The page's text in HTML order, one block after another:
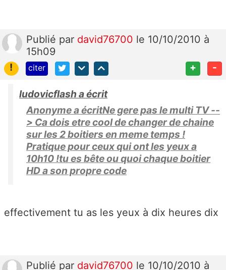
Publié par david76700 le 10/10/2010 à
15h09
!
citer + -
ludovicflash a écrit
Anonyme a écritNe gere pas le multi TV --
> Ca dois etre cool de changer de chaine
sur les 2 boitiers en meme temps !
Pratique pour ceux qui ont les yeux a
10h10 !tu es bête ou quoi chaque boitier
HD a son propre code
effectivement tu as les yeux à dix heures dix
Publié par david76700 le 10/10/2010 à